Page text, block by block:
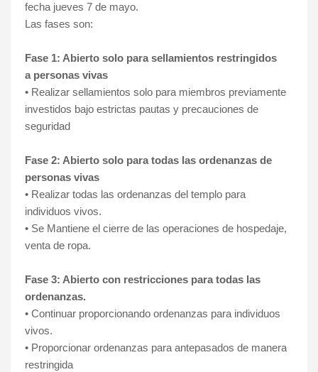
fecha jueves 7 de mayo.
Las fases son:
Fase 1: Abierto solo para sellamientos restringidos
a personas vivas
• Realizar sellamientos solo para miembros previamente
investidos bajo estrictas pautas y precauciones de
seguridad
Fase 2: Abierto solo para todas las ordenanzas de
personas vivas
• Realizar todas las ordenanzas del templo para
individuos vivos.
• Se Mantiene el cierre de las operaciones de hospedaje,
venta de ropa.
Fase 3: Abierto con restricciones para todas las
ordenanzas.
• Continuar proporcionando ordenanzas para individuos
vivos.
• Proporcionar ordenanzas para antepasados ​​de manera
restringida